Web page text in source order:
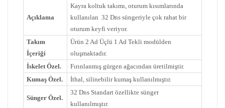
Açıklama
Kayra koltuk takımı, oturum kısımlarında
kullanılan 32 Dns süngeriyle çok rahat bir
oturum keyfi veriyor.
Takım
İçeriği
Ürün 2 Ad Üçlü 1 Ad Tekli modülden
oluşmaktadır.
İskelet Özel.
Fırınlanmış gürgen ağacından üretilmiştir.
Kumaş Özel.
İthal, silinebilir kumaş kullanılmıştır.
Sünger Özel.
32 Dns Standart özellikte sünger
kullanılmıştır.